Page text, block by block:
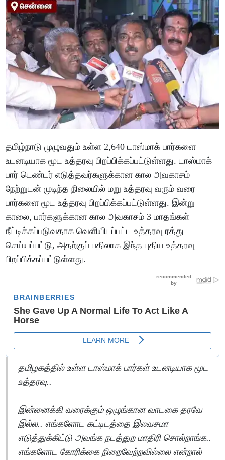
தமிழ்நாடு முழுவதும் உள்ள 2,640 டாஸ்மாக் பார்களை
உடனடியாக மூட உத்தரவு பிறப்பிக்கப்பட்டுள்ளது. டாஸ்மாக்
பார் டெண்டர் எடுத்தவர்களுக்கான கால அவகாசம்
நேற்றுடன் முடிந்த நிலையில் மறு உத்தரவு வரும் வரை
பார்களை மூட உத்தரவு பிறப்பிக்கப்பட்டுள்ளது. இன்று
காலை, பார்களுக்கான கால அவகாசம் 3 மாதங்கள்
நீட்டிக்கப்படுவதாக வெளியிடப்பட்ட உத்தரவு ரத்து
செய்யப்பட்டு, அதற்குப் பதிலாக இந்த புதிய உத்தரவு
பிறப்பிக்கப்பட்டுள்ளது.
தமிழகத்தில் உள்ள டாஸ்மாக் பார்கள் உடனடியாக மூட
உத்தரவு..
இன்னைக்கி வரைக்கும் ஒழுங்கான வாடகை தரவே
இல்ல.. எங்களோட கட்டிடத்தை இலவசமா
எடுத்துக்கிட்டு அவங்க நடத்துற மாதிரி சொல்றாங்க..
எங்களோட கோரிக்கை நிறைவேற்றவில்லை என்றால்